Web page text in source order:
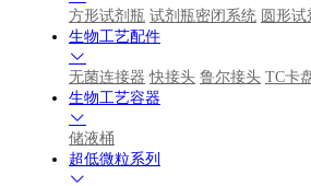
方形试剂瓶 试剂瓶密闭系统 圆形试
生物工艺配件
无菌连接器 快接头 鲁尔接头 TC卡
生物工艺容器
储液桶
超低微粒系列